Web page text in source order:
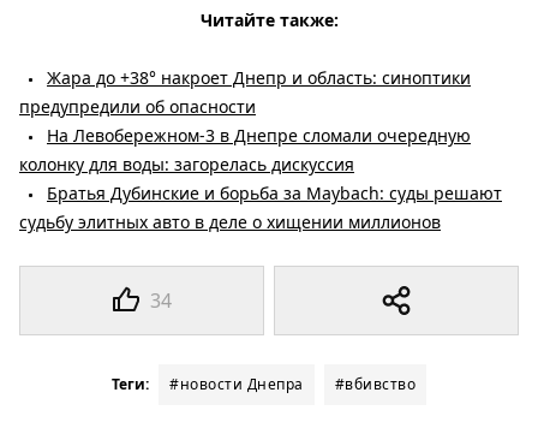
34
Читайте также:
Жара до +38° накроет Днепр и область: синоптики
предупредили об опасности
На Левобережном-3 в Днепре сломали очередную
колонку для воды: загорелась дискуссия
Братья Дубинские и борьба за Maybach: суды решают
судьбу элитных авто в деле о хищении миллионов
Теги: #новости Днепра #вбивство